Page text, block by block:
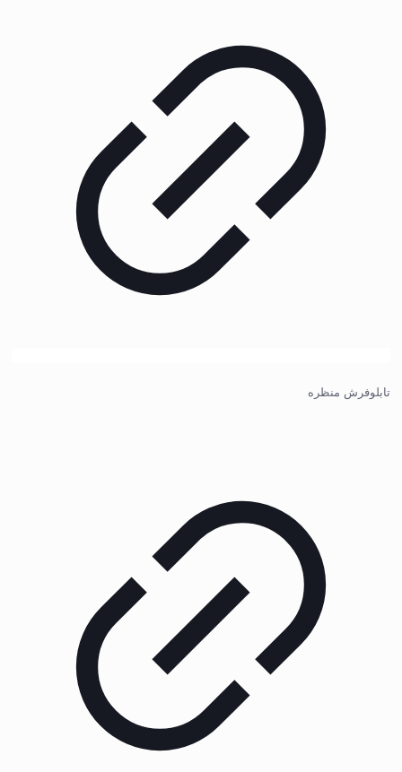
تابلوفرش منظره